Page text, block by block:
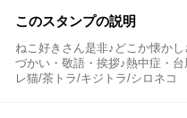
このスタンプの説明
ねこ好きさん是非♪どこか懐か
づかい・敬語・挨拶♪熱中症・
レ猫/茶トラ/キジトラ/シロネコ